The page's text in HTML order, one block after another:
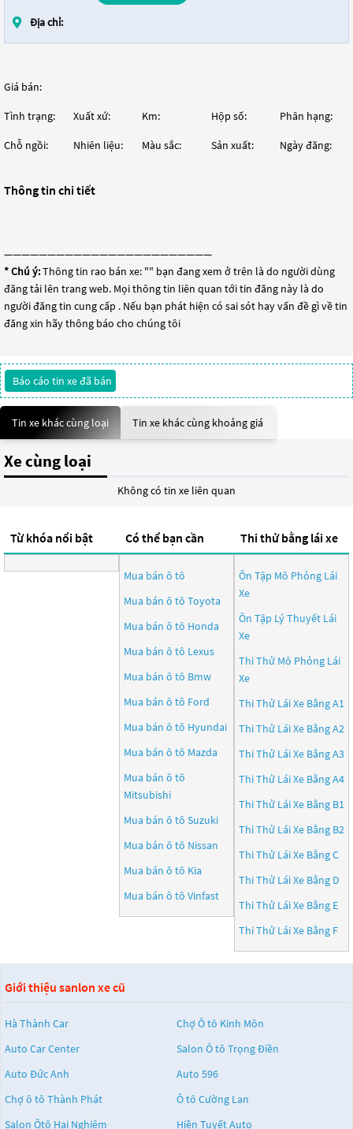
Địa chỉ:
Giá bán:
Tình trạng: Xuất xứ: Km: Hộp số: Phân hạng:
Chỗ ngồi: Nhiên liệu: Màu sắc: Sản xuất: Ngày đăng:
Thông tin chi tiết
————————————————————————
* Chú ý:Thông tin rao bán xe: "" bạn đang xem ở trên là do người dùng
đăng tải lên trang web. Mọi thông tin liên quan tới tin đăng này là do
người đăng tin cung cấp . Nếu bạn phát hiện có sai sót hay vấn đề gì về tin
đăng xin hãy thông báo cho chúng tôi
Báo cáo tin xe đã bán
Tin xe khác cùng loại Tin xe khác cùng khoảng giá
Xe cùng loại
Không có tin xe liên quan
Từ khóa nổi bật Có thể bạn cần
Mua bán ô tô
Mua bán ô tô Toyota
Mua bán ô tô Honda
Mua bán ô tô Lexus
Mua bán ô tô Bmw
Mua bán ô tô Ford
Mua bán ô tô Hyundai
Mua bán ô tô Mazda
Mua bán ô tô
Mitsubishi
Mua bán ô tô Suzuki
Mua bán ô tô Nissan
Mua bán ô tô Kia
Mua bán ô tô Vinfast
Thi thử bằng lái xe
Ôn Tập Mô Phỏng Lái
Xe
Ôn Tập Lý Thuyết Lái
Xe
Thi Thử Mô Phỏng Lái
Xe
Thi Thử Lái Xe Bằng A1
Thi Thử Lái Xe Bằng A2
Thi Thử Lái Xe Bằng A3
Thi Thử Lái Xe Bằng A4
Thi Thử Lái Xe Bằng B1
Thi Thử Lái Xe Bằng B2
Thi Thử Lái Xe Bằng C
Thi Thử Lái Xe Bằng D
Thi Thử Lái Xe Bằng E
Thi Thử Lái Xe Bằng F
Giới thiệu sanlon xe cũ
Hà Thành Car
Chợ Ô tô Kinh Môn
Auto Car Center
Salon Ô tô Trọng Điền
Auto Đức Anh
Auto 596
Chợ ô tô Thành Phát
Ô tô Cường Lan
Salon Ôtô Hai Nghiệm
Hiền Tuyết Auto